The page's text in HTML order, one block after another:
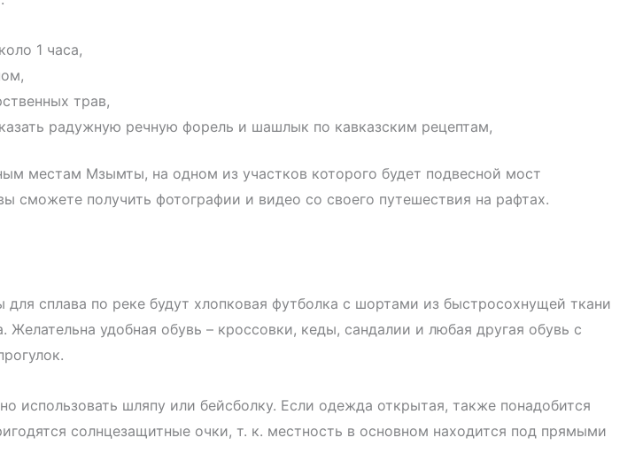
1 часа,
трав,
радужную речную форель и шашлык по кавказским рецептам,
местам Мзымты, на одном из участков которого будет подвесной мост
сможете получить фотографии и видео со своего путешествия на рафтах.
сплава по реке будут хлопковая футболка с шортами из быстросохнущей ткани
Желательна удобная обувь – кроссовки, кеды, сандалии и любая другая обувь с
использовать шляпу или бейсболку. Если одежда открытая, также понадобится
солнцезащитные очки, т. к. местность в основном находится под прямыми